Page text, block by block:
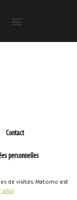
Contact
personnelles
de visites. Matomo est
plus